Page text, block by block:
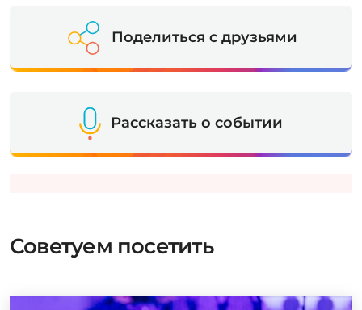
Поделиться с друзьями
Рассказать о событии
Советуем посетить